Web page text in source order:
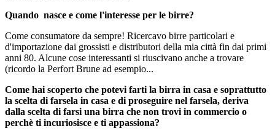
Quando nasce e come l'interesse per le birre?
Come consumatore da sempre! Ricercavo birre particolari e
d'importazione dai grossisti e distributori della mia città fin dai primi
anni 80. Alcune cose interessanti si riuscivano anche a trovare
(ricordo la Perfort Brune ad esempio...
Come hai scoperto che potevi farti la birra in casa e soprattutto
la scelta di farsela in casa e di proseguire nel farsela, deriva
dalla scelta di farsi una birra che non trovi in commercio o
perchè ti incuriosisce e ti appassiona?